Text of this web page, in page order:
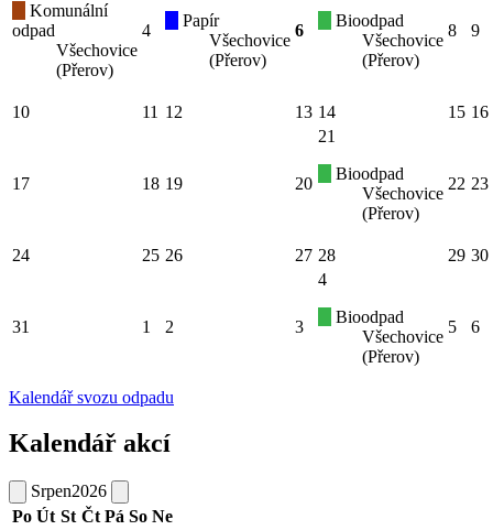
Komunální
odpad
Všechovice
(Přerov)
4
Papír
Všechovice
(Přerov)
6
Bioodpad
Všechovice
(Přerov)
8 9
10 11 12 13 14 15 16
17 18 19 20
21
Bioodpad
Všechovice
(Přerov)
22 23
24 25 26 27 28 29 30
31 1 2 3
4
Bioodpad
Všechovice
(Přerov)
5 6
Kalendář svozu odpadu
Kalendář akcí
Srpen2026
Po Út St Čt Pá So Ne